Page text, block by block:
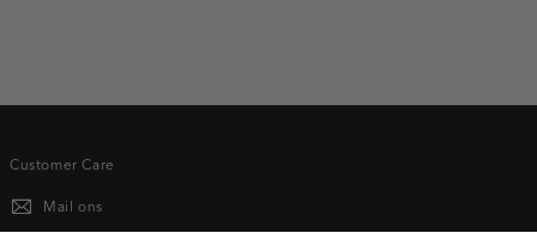
armband is moeiteloos chic en gemaakt om lang mee te
De collectie armbanden van Costes is een eerbetoon aan de
Customer Care
Mail ons